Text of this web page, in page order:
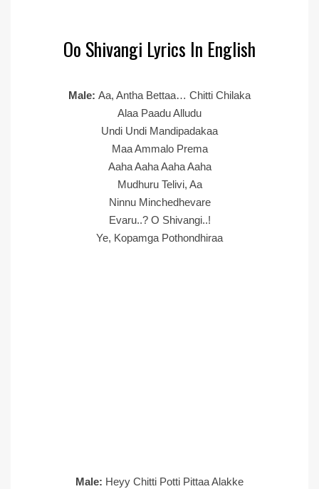
Oo Shivangi Lyrics In English
Male: Aa, Antha Bettaa… Chitti Chilaka
Alaa Paadu Alludu
Undi Undi Mandipadakaa
Maa Ammalo Prema
Aaha Aaha Aaha Aaha
Mudhuru Telivi, Aa
Ninnu Minchedhevare
Evaru..? O Shivangi..!
Ye, Kopamga Pothondhiraa
Male: Heyy Chitti Potti Pittaa Alakke